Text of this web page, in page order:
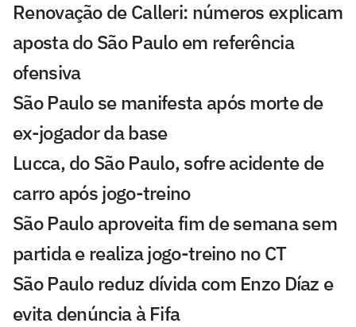
Renovação de Calleri: números explicam
aposta do São Paulo em referência
ofensiva
São Paulo se manifesta após morte de
ex-jogador da base
Lucca, do São Paulo, sofre acidente de
carro após jogo-treino
São Paulo aproveita fim de semana sem
partida e realiza jogo-treino no CT
São Paulo reduz dívida com Enzo Díaz e
evita denúncia à Fifa